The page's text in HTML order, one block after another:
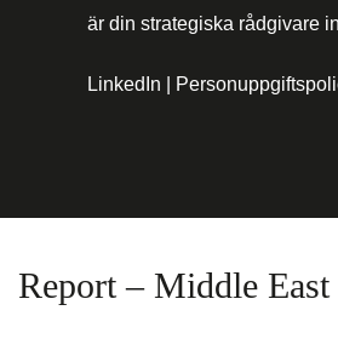
är din strategiska rådgivare
LinkedIn
Report – Middle